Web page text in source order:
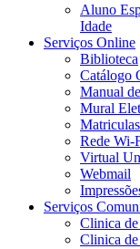
Aluno
Idade
Serviços Online
Biblioteca
Catálogo
Manual
Mural
Rede Wi-
Virtual
Webmail
Serviços
Clinica
Clinica